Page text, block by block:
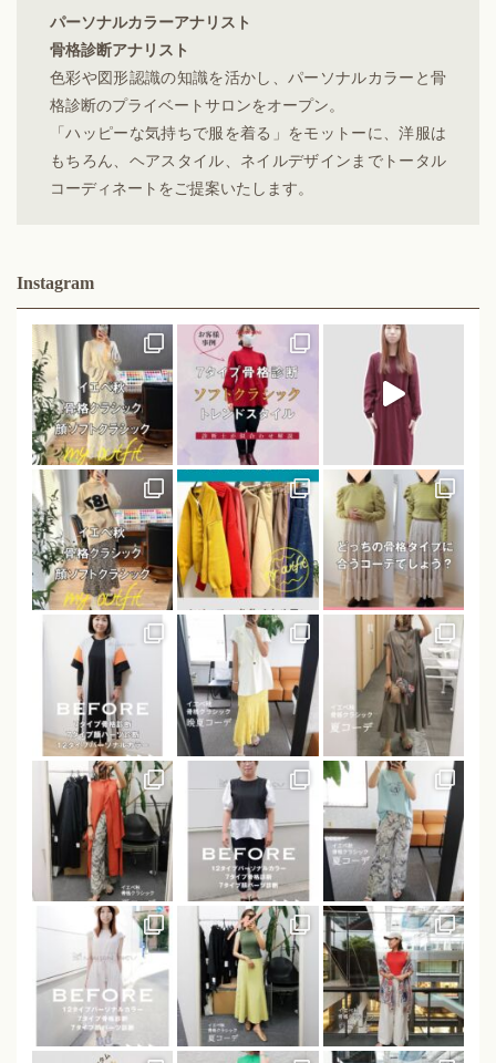
パーソナルカラーアナリスト
骨格診断アナリスト
色彩や図形認識の知識を活かし、パーソナルカラーと骨
格診断のプライベートサロンをオープン。
「ハッピーな気持ちで服を着る」をモットーに、洋服は
もちろん、ヘアスタイル、ネイルデザインまでトータル
コーディネートをご提案いたします。
Instagram